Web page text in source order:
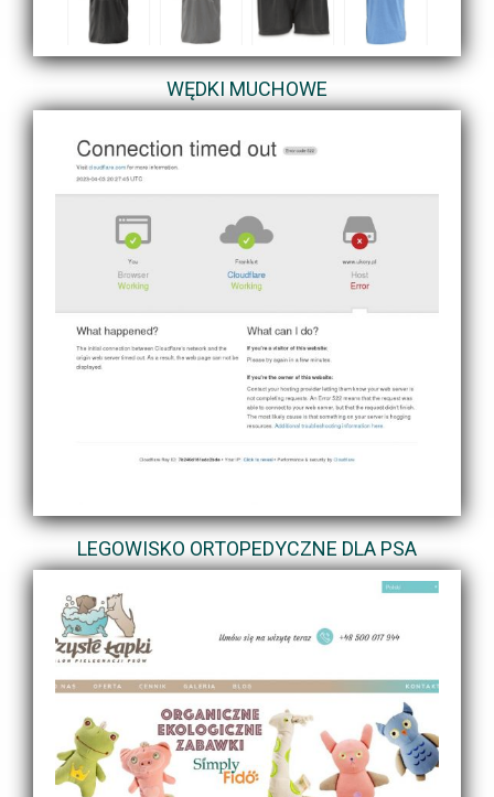
WĘDKI MUCHOWE
LEGOWISKO ORTOPEDYCZNE DLA PSA